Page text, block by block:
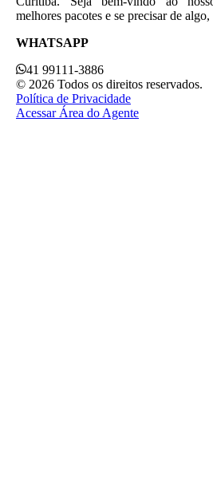
melhores pacotes e se precisar de
WHATSAPP
41 99111-3886
© 2026 Todos os direitos reservados.
Política de Privacidade
Acessar Área do Agente